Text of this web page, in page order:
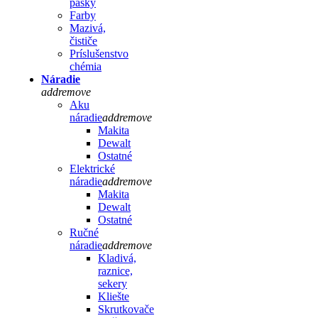
pásky
Farby
Mazivá,
čističe
Príslušenstvo
chémia
Náradie
addremove
Aku
náradieaddremove
Makita
Dewalt
Ostatné
Elektrické
náradieaddremove
Makita
Dewalt
Ostatné
Ručné
náradieaddremove
Kladivá,
raznice,
sekery
Kliešte
Skrutkovače